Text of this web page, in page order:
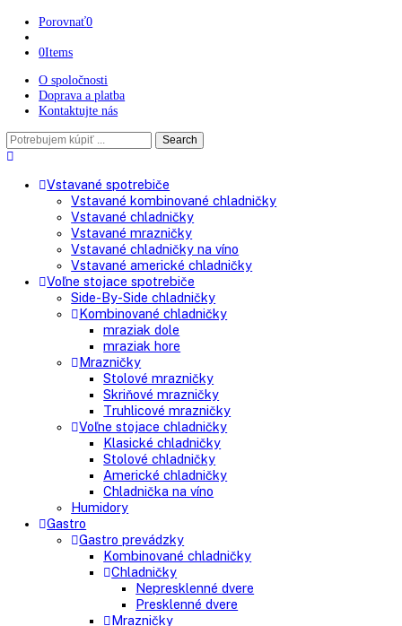
Gastrozóna
Porovnať0
0Items
O spoločnosti
Search
Vstavané spotrebiče
Vstavané kombinované chladničky
Vstavané chladničky
Vstavané mrazničky
Vstavané chladničky na víno
Vstavané americké chladničky
Voľne stojace spotrebiče
Side-By-Side chladničky
Kombinované chladničky
mraziak dole
mraziak hore
Mrazničky
Stolové mrazničky
Skriňové mrazničky
Truhlicové mrazničky
Klasické chladničky
Stolové chladničky
Americké chladničky
Chladnička na víno
Humidory